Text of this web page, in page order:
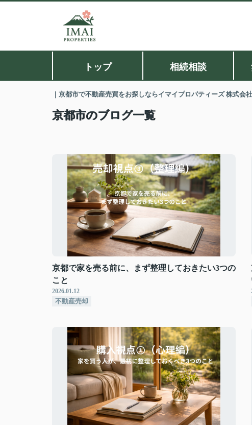
トップ 相続相談
｜京都市で不動産売買をお探しならイマイプロパティーズ 株式会社
京都市のブログ一覧
京都で家を売る前に、まず整理しておきたい3つの
こと
2026.01.12
不動産売却